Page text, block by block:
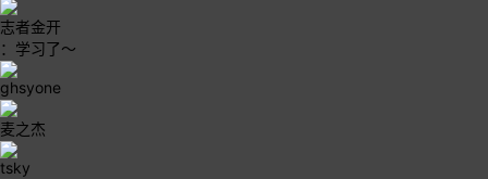
志者金开
：学习了～
ghsyone
麦之杰
tsky